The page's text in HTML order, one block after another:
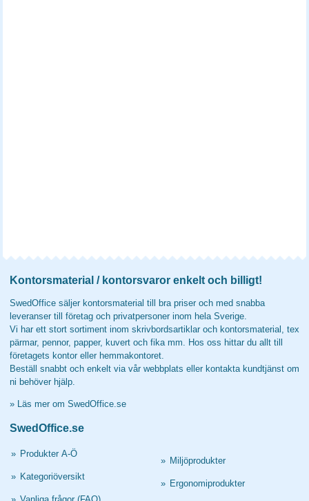
Kontorsmaterial / kontorsvaror enkelt och billigt!
SwedOffice säljer kontorsmaterial till bra priser och med snabba
leveranser till företag och privatpersoner inom hela Sverige.
Vi har ett stort sortiment inom skrivbordsartiklar och kontorsmaterial, tex
pärmar, pennor, papper, kuvert och fika mm. Hos oss hittar du allt till
företagets kontor eller hemmakontoret.
Beställ snabbt och enkelt via vår webbplats eller kontakta kundtjänst om
ni behöver hjälp.
» Läs mer om SwedOffice.se
SwedOffice.se
» Produkter A-Ö
» Kategoriöversikt
» Miljöprodukter
» Ergonomiprodukter